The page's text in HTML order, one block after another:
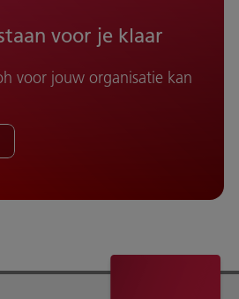
voor je klaar
voor jouw organisatie kan